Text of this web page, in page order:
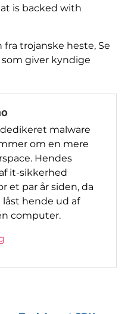
is backed with
trojanske heste, Se
giver kyndige
malware
om en mere
Hendes
it-sikkerhed
et par år siden, da
hende ud af
computer.